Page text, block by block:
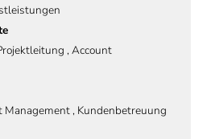
, Account
Management , Kundenbetreuung